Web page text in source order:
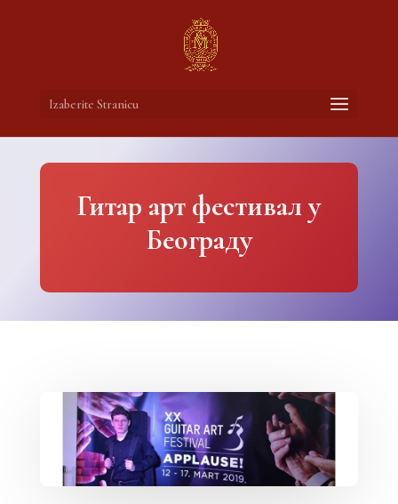
Izaberite Stranicu
Гитар арт фестивал у
Београду